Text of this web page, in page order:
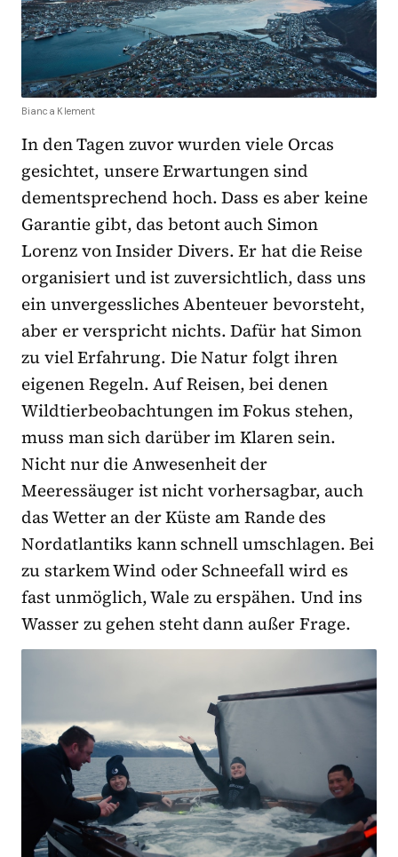
Bianca Klement
In den Tagen zuvor wurden viele Orcas
gesichtet, unsere Erwartungen sind
dementsprechend hoch. Dass es aber keine
Garantie gibt, das betont auch Simon
Lorenz von Insider Divers. Er hat die Reise
organisiert und ist zuversichtlich, dass uns
ein unvergessliches Abenteuer bevorsteht,
aber er verspricht nichts. Dafür hat Simon
zu viel Erfahrung. Die Natur folgt ihren
eigenen Regeln. Auf Reisen, bei denen
Wildtierbeobachtungen im Fokus stehen,
muss man sich darüber im Klaren sein.
Nicht nur die Anwesenheit der
Meeressäuger ist nicht vorhersagbar, auch
das Wetter an der Küste am Rande des
Nordatlantiks kann schnell umschlagen. Bei
zu starkem Wind oder Schneefall wird es
fast unmöglich, Wale zu erspähen. Und ins
Wasser zu gehen steht dann außer Frage.